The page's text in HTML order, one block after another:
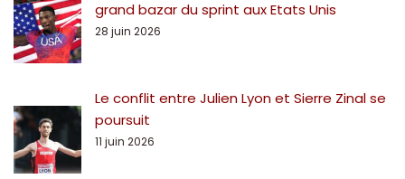
grand bazar du sprint aux Etats Unis
28 juin 2026
Le conflit entre Julien Lyon et Sierre Zinal se
poursuit
11 juin 2026